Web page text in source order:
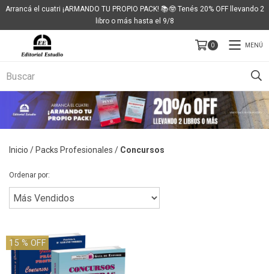
Arrancá el cuatri ¡ARMANDO TU PROPIO PACK! 📚🤓 Tenés 20% OFF llevando 2
libro o más hasta el 9/8
0 MENÚ
Inicio / Packs Profesionales / Concursos
Ordenar por:
15 % OFF